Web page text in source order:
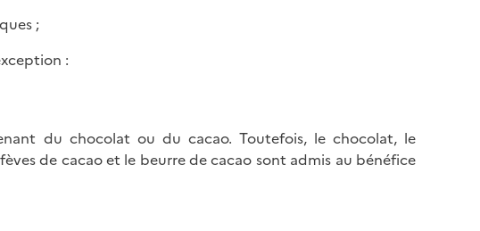
;
:
du chocolat ou du cacao. Toutefois, le chocolat, le
de cacao et le beurre de cacao sont admis au bénéfice